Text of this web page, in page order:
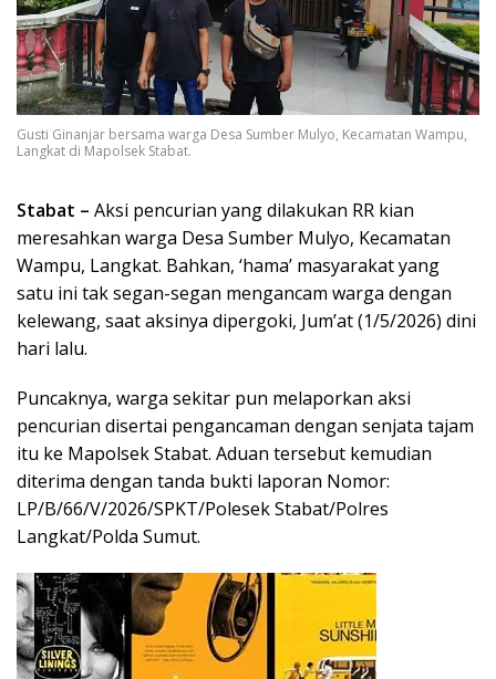
Gusti Ginanjar bersama warga Desa Sumber Mulyo, Kecamatan Wampu,
Langkat di Mapolsek Stabat.
Stabat – Aksi pencurian yang dilakukan RR kian
meresahkan warga Desa Sumber Mulyo, Kecamatan
Wampu, Langkat. Bahkan, ‘hama’ masyarakat yang
satu ini tak segan-segan mengancam warga dengan
kelewang, saat aksinya dipergoki, Jum’at (1/5/2026) dini
hari lalu.
Puncaknya, warga sekitar pun melaporkan aksi
pencurian disertai pengancaman dengan senjata tajam
itu ke Mapolsek Stabat. Aduan tersebut kemudian
diterima dengan tanda bukti laporan Nomor:
LP/B/66/V/2026/SPKT/Polesek Stabat/Polres
Langkat/Polda Sumut.